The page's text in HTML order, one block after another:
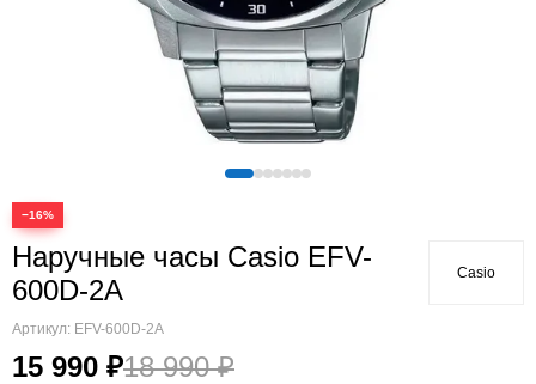
−16%
Наручные часы Casio EFV-
600D-2A
Артикул: EFV-600D-2A
15 990 ₽18 990 ₽
Casio